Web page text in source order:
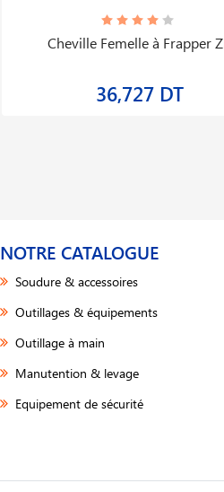
Cheville Femelle à Frapper
36,727 DT
NOTRE CATALOGUE
Soudure & accessoires
Outillages & équipements
Outillage à main
Manutention & levage
Equipement de sécurité